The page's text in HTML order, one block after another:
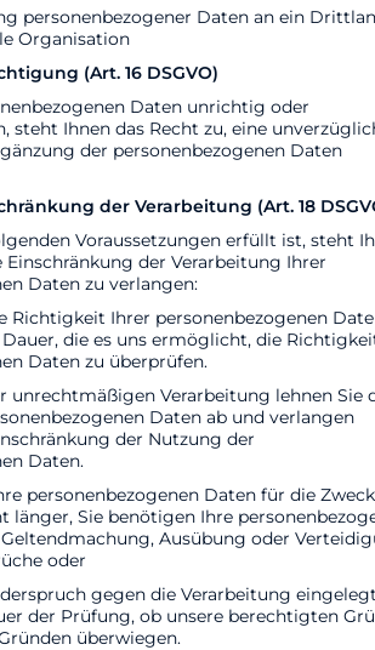
personenbezogener Daten an ein
Organisation
(Art. 16 DSGVO)
Daten unrichtig oder
steht Ihnen das Recht zu, eine
der personenbezogenen Daten
der Verarbeitung (Art. 18
Voraussetzungen erfüllt ist, steht
Einschränkung der Verarbeitung Ihrer
Daten zu verlangen:
Richtigkeit Ihrer personenbezogenen
die es uns ermöglicht, die
Daten zu überprüfen.
unrechtmäßigen Verarbeitung lehnen Sie
Daten ab und verlangen
der Nutzung der
Daten.
personenbezogenen Daten für die
länger, Sie benötigen Ihre
Ausübung oder
oder
gegen die Verarbeitung
der Prüfung, ob unsere berechtigten
überwiegen.